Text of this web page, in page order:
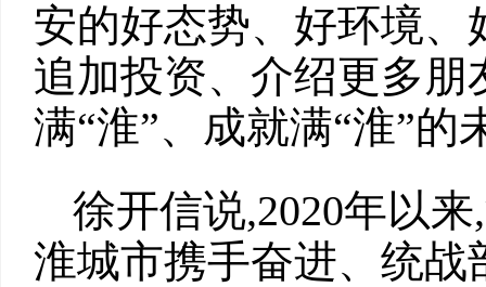
安的好态势、好环境
追加投资、介绍更多
满“淮”、成就满“淮”的
徐开信说,2020年以
淮城市携手奋进、统